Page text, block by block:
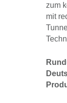
zum
mit